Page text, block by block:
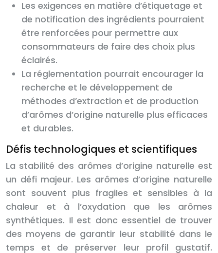
Les exigences en matière d’étiquetage et
de notification des ingrédients pourraient
être renforcées pour permettre aux
consommateurs de faire des choix plus
éclairés.
La réglementation pourrait encourager la
recherche et le développement de
méthodes d’extraction et de production
d’arômes d’origine naturelle plus efficaces
et durables.
Défis technologiques et scientifiques
La stabilité des arômes d’origine naturelle est
un défi majeur. Les arômes d’origine naturelle
sont souvent plus fragiles et sensibles à la
chaleur et à l’oxydation que les arômes
synthétiques. Il est donc essentiel de trouver
des moyens de garantir leur stabilité dans le
temps et de préserver leur profil gustatif.